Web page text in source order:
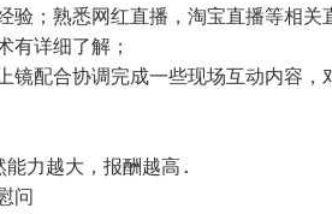
验；熟悉网红直播，淘宝直播等相关
有详细了解；
镜配合协调完成一些现场互动内容
能力越大，报酬越高.
问